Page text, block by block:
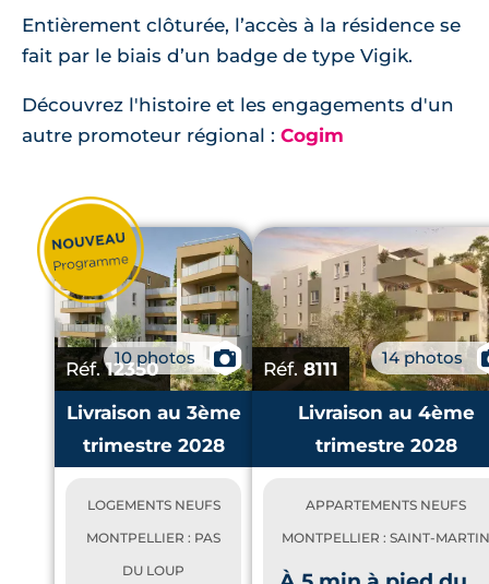
Entièrement clôturée, l’accès à la résidence se
fait par le biais d’un badge de type Vigik.
Découvrez l'histoire et les engagements d'un
autre promoteur régional : Cogim
Réf.12350
10 photos 📷
Livraison au 3ème
trimestre 2028
LOGEMENTS NEUFS
MONTPELLIER : PAS
DU LOUP
Réf. 8111
14 photos
Livraison au 4ème
trimestre 2028
APPARTEMENTS NEUFS
MONTPELLIER : SAINT-MARTIN